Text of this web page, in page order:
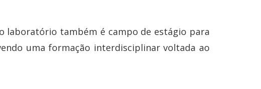
laboratório também é campo de estágio para
uma formação interdisciplinar voltada ao